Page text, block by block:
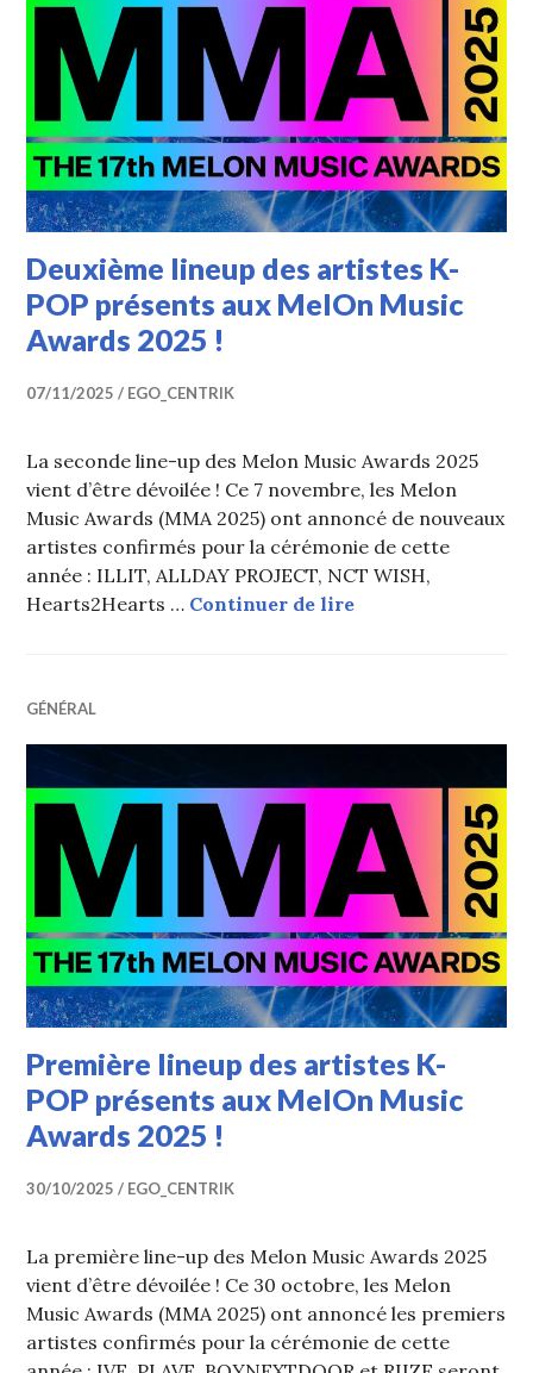
Deuxième lineup des artistes K-
POP présents aux MelOn Music
Awards 2025 !
07/11/2025 EGO_CENTRIK
La seconde line-up des Melon Music Awards 2025
vient d’être dévoilée ! Ce 7 novembre, les Melon
Music Awards (MMA 2025) ont annoncé de nouveaux
artistes confirmés pour la cérémonie de cette
année : ILLIT, ALLDAY PROJECT, NCT WISH,
Hearts2Hearts … Continuer de lireDeuxième lineup
GÉNÉRAL
Première lineup des artistes K-
POP présents aux MelOn Music
Awards 2025 !
30/10/2025 EGO_CENTRIK
La première line-up des Melon Music Awards 2025
vient d’être dévoilée ! Ce 30 octobre, les Melon
Music Awards (MMA 2025) ont annoncé les premiers
artistes confirmés pour la cérémonie de cette